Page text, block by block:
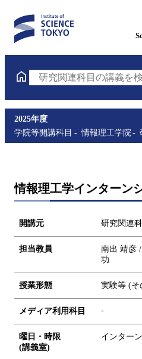
研究関連科目の講義を
2025年度
学院等開講科目
情報理工学院
情報理工学インターン
開講元 研究関連
担当教員
南出 靖彦
功
授業形態 実験等 (そ
メディア利用科目 -
曜日・時限
(講義室)
インター